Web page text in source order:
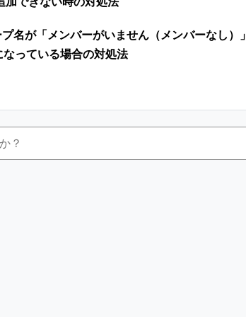
名が「メンバーがいません（メンバーなし）」
っている場合の対処法